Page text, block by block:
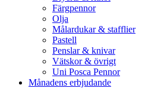
Färgpennor
Olja
Målardukar & stafflier
Pastell
Penslar & knivar
Vätskor & övrigt
Uni Posca Pennor
Månadens erbjudande